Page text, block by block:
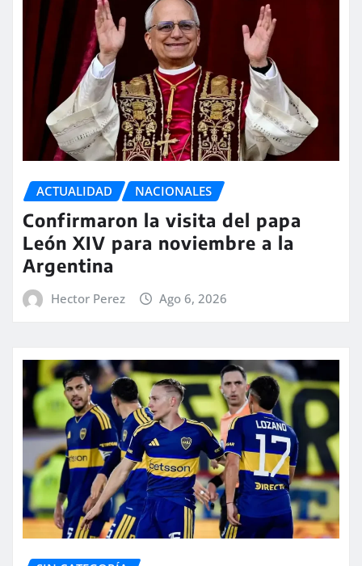
ACTUALIDAD NACIONALES
Confirmaron la visita del papa
León XIV para noviembre a la
Argentina
Hector Perez Ago 6, 2026